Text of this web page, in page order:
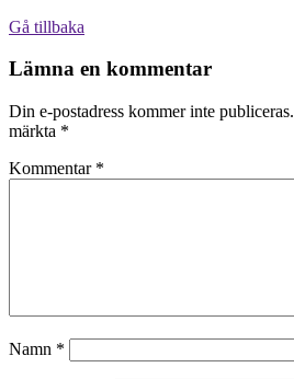
Gå tillbaka
Lämna en kommentar
Din e-postadress kommer inte publiceras.
märkta *
Kommentar *
Namn *